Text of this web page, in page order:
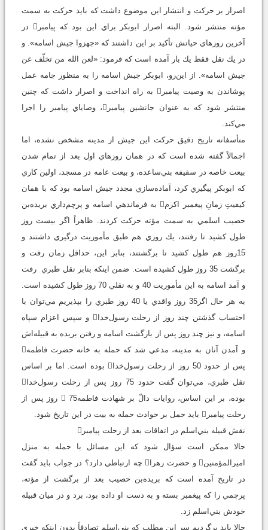
اصرار بر حركت و انتشار اين موضوع داشت كه بايد حركت به سمت
مؤته منتشر شود. البته اصرار ابوبكر براي اين بود كه پيامبر در
آخرين روزهاي حياتش تأكيد بر اين داشتند كه «جهزوا جيش اسامه». و
در يك نقل فقط يك بار آمده است كه فرمود: «لعن الله من تخلّف عن
جيش اسامه». از اين‌رو، ابوبكر جيش اسامه را به منظور جامه عمل
پوشاندن به وصيت پيامبر به راه انداخت و اصرار داشت كه چنين
منتشر شود كه به عنوان جانشين پيامبر، وصاياي پيامبر را اجرا
مي‌كند.
متأسفانه تاريخ دقيق حركت اين جيش از مدينه مشخص نشده، اما
اجمالاً گفته شده است كه در همان روزهاي اول بعد از تمام شدن
بيعت خاصه در سقيفه بني‌ساعده، و بيعت عامه در مسجد، اولين كاري
كه ابوبكر پيگيري كرد، آماده‌سازي مجدد جيش اسامه بود كه با همان
كيفيتِ زمانِ پيغمبر اكرم به فرماندهي اسامه و پرچم‌داري بريده‌بن
حصيب اسلمي به سمت مؤته حركت كردند. ظاهراً اگر بيست روز
طول كشيد تا رفتند، يك روزي هم طبق مأموريت درگيري داشتند و
15روز هم طول كشيد تا برگشتند، بنابر اين، حداقل زمان رفت و
برگشت 35 روز طول كشيده است. ضمن اينكه بنابر نقل طبري رفت
و آمد اسامه به اين مأموريت 40 و به نقلي 70 روز طول كشيده است.
به هر حال اگر35 روز واقدي يا 40 روز طبري را بپذيريم مي‌توان با
احتساب گذشتن چند روز از رحلت رسول‌خدا و سپس اعزام سپاه
اسامه،‌ و نيز چند روز پس از بازگشت اسامه و رفتن بريده به قبيله‌اش
و آمدن آنان به مدينه، مدعي شد كه حمله به خانه حضرت فاطمه
پس از حدود 50 روز از رحلت رسول‌خدا بوده است. اما بر اساس
نقل طبري،‌ مي‌توان گفت حدود 75 روز پس از رحلت رسول‌خدا
بوده،‌ بر اين اساس، روايات دالّ بر شهادت فاطمه 75 روز پس از
رحلت پيامبر بايد حمل بر حوادث حمله به بيت در اين تاريخ شود.
نقش قبيله بني‌اسلم در اتفاقات بعد از رحلت پيامبر
حالا ممكن است سؤال شود كه اين مسائل با حمله به منزل
اميرالمؤمنين و حضرت زهرا چه ارتباطي دارد؟ در جواب بايد گفت
در تاريخ آمده است كه بريده‌بن حصيب بعد از برگشت از مؤته،
پرچمي را كه پيغمبر بسته و به دست او داده بود، برد و در ميان قبيله
خودش بني‌اسلم زد.
حالا بايد برگرديم سر اين مطلب كه بني‌اسلم تصادفاً بدون اينكه خبري